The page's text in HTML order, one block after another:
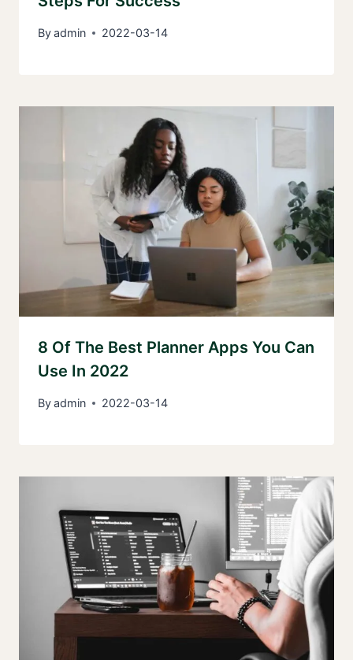
Byadmin 2022-03-14
8 Of The Best Planner Apps You Can
Use In 2022
Byadmin 2022-03-14